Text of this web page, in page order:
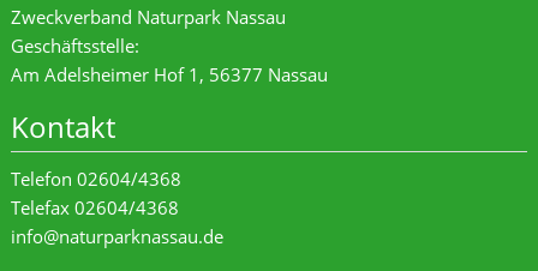
Zweckverband Naturpark Nassau
Geschäftsstelle:
Am Adelsheimer Hof 1, 56377 Nassau
Kontakt
Telefon 02604/4368
Telefax 02604/4368
info@naturparknassau.de